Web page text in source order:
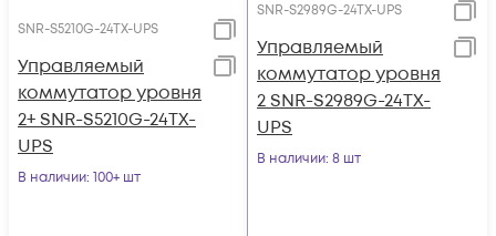
SNR-S5210G-24TX-UPS
Управляемый
коммутатор уровня
2+ SNR-S5210G-24TX-
UPS
В наличии: 100+ шт
SNR-S2989G-24TX-UPS
Управляемый
коммутатор уровня
2 SNR-S2989G-24TX-
UPS
В наличии: 8 шт